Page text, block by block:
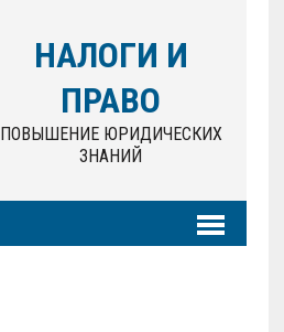
НАЛОГИ И
ПРАВО
ПОВЫШЕНИЕ ЮРИДИЧЕСКИХ
ЗНАНИЙ